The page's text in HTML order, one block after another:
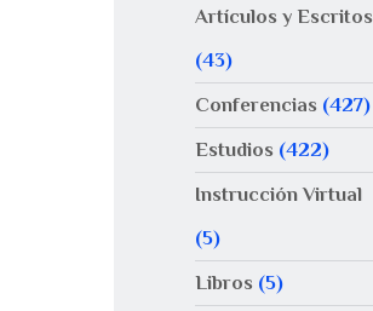
Artículos y Escritos
(43)
Conferencias (427)
Estudios (422)
Instrucción Virtual
(5)
Libros (5)